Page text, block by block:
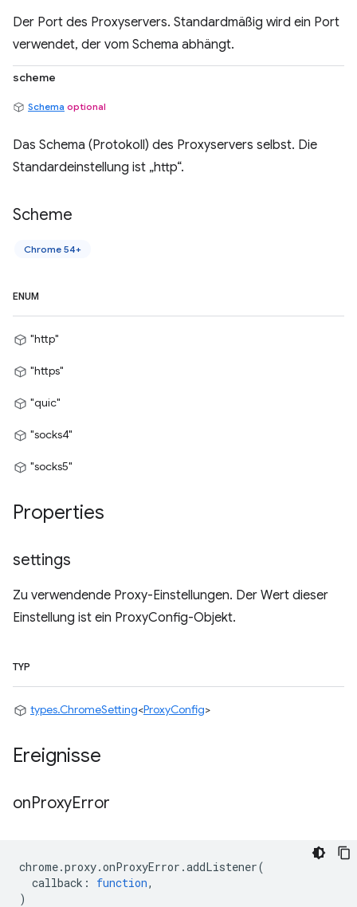
Der Port des Proxyservers. Standardmäßig wird ein Port
verwendet, der vom Schema abhängt.
scheme
Schema optional
Das Schema (Protokoll) des Proxyservers selbst. Die
Standardeinstellung ist „http“.
Scheme
Chrome 54+
ENUM
"http"
"https"
"quic"
"socks4"
"socks5"
Properties
settings
Zu verwendende Proxy-Einstellungen. Der Wert dieser
Einstellung ist ein ProxyConfig-Objekt.
TYP
types.ChromeSetting<ProxyConfig>
Ereignisse
onProxyError
chrome.proxy.onProxyError .addListener(
callback : function,
)